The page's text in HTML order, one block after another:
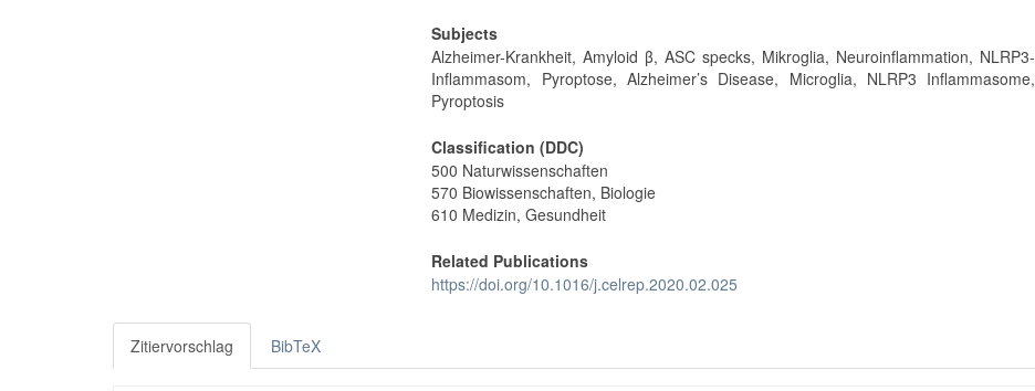
Subjects
Alzheimer-Krankheit, Amyloid β, ASC specks, Mikroglia, Neuroinflammation, NLRP3-
Inflammasom, Pyroptose, Alzheimer’s Disease, Microglia, NLRP3 Inflammasome,
Pyroptosis
Classification (DDC)
500 Naturwissenschaften
570 Biowissenschaften, Biologie
610 Medizin, Gesundheit
Related Publications
https://doi.org/10.1016/j.celrep.2020.02.025
Zitiervorschlag BibTeX